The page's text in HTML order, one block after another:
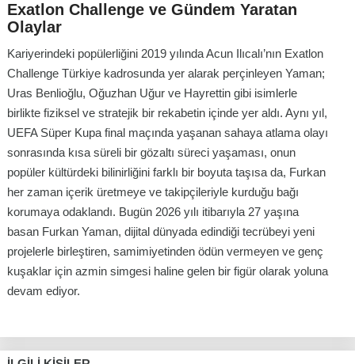
Exatlon Challenge ve Gündem Yaratan
Olaylar
Kariyerindeki popülerliğini 2019 yılında Acun Ilıcalı’nın Exatlon
Challenge Türkiye kadrosunda yer alarak perçinleyen Yaman;
Uras Benlioğlu, Oğuzhan Uğur ve Hayrettin gibi isimlerle
birlikte fiziksel ve stratejik bir rekabetin içinde yer aldı. Aynı yıl,
UEFA Süper Kupa final maçında yaşanan sahaya atlama olayı
sonrasında kısa süreli bir gözaltı süreci yaşaması, onun
popüler kültürdeki bilinirliğini farklı bir boyuta taşısa da, Furkan
her zaman içerik üretmeye ve takipçileriyle kurduğu bağı
korumaya odaklandı. Bugün 2026 yılı itibarıyla 27 yaşına
basan Furkan Yaman, dijital dünyada edindiği tecrübeyi yeni
projelerle birleştiren, samimiyetinden ödün vermeyen ve genç
kuşaklar için azmin simgesi haline gelen bir figür olarak yoluna
devam ediyor.